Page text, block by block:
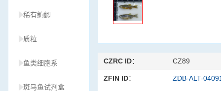
稀有鮈鲫
质粒
鱼类细胞系
斑马鱼试剂盒
CZRC ID： CZ89
ZFIN ID： ZDB-ALT-